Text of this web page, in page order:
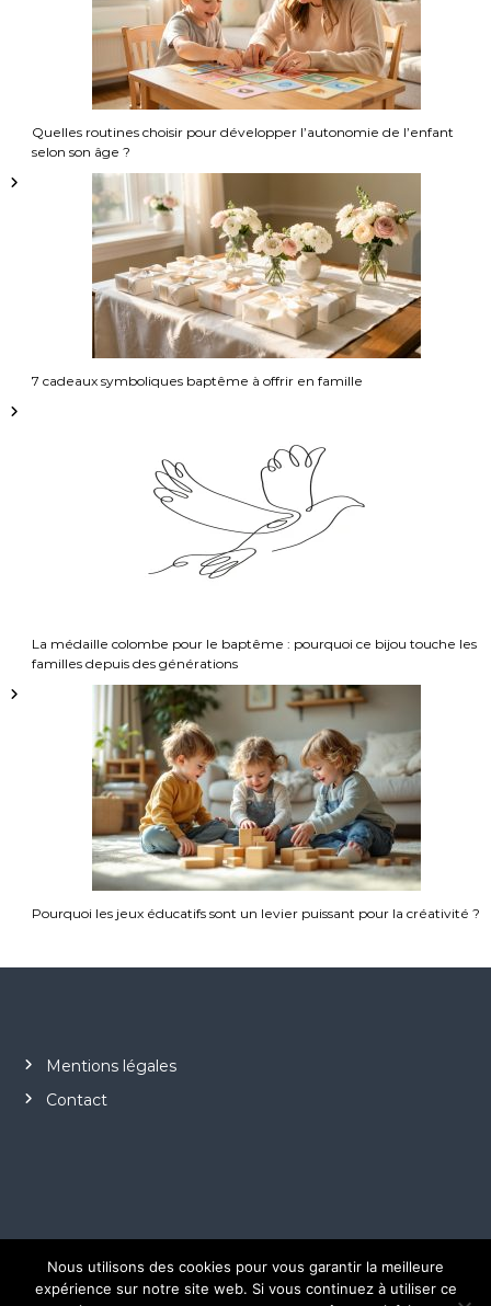
i
Quelles routines choisir pour développer l’autonomie de l’enfant
selon son âge ?
7 cadeaux symboliques baptême à offrir en famille
La médaille colombe pour le baptême : pourquoi ce bijou touche les
familles depuis des générations
Pourquoi les jeux éducatifs sont un levier puissant pour la créativité ?
Mentions légales
Contact
Nous utilisons des cookies pour vous garantir la meilleure
expérience sur notre site web. Si vous continuez à utiliser ce